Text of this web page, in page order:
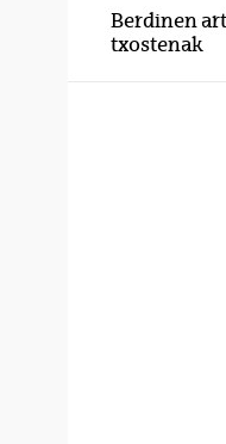
Berdinen
txostenak